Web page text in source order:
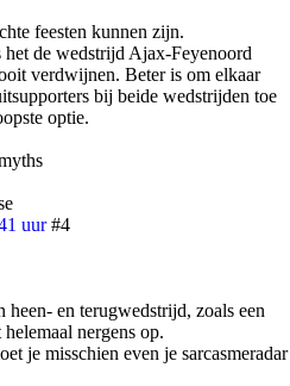
feesten kunnen zijn.
de wedstrijd Ajax-Feyenoord
verdwijnen. Beter is om elkaar
bij beide wedstrijden toe
optie.
uur #4
en terugwedstrijd, zoals een
nergens op.
je misschien even je sarcasmeradar